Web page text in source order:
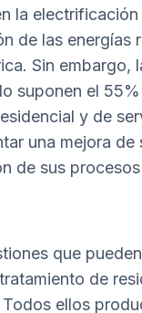
la
de las energías
Sin embargo,
suponen el
y de
una mejora
de sus
que
de
ellos